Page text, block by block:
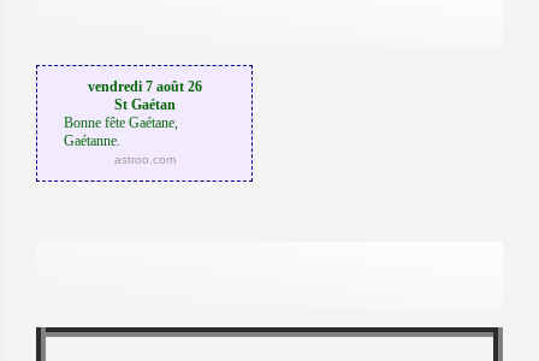
vendredi 7 août 26
St Gaétan
Bonne fête Gaétane,
Gaétanne.
astroo.com